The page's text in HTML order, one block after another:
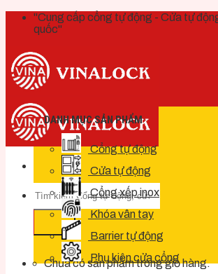
Skip
"Cung cấp cổng tự động - Cửa tự
quốc"
Chưa có sản phẩm trong giỏ hàng.
DANH MỤC SẢN PHẨM
Cổng tự động
Cửa tự động
Cổng xếp inox
Khóa vân tay
Barrier tự động
Phụ kiện cửa cổng